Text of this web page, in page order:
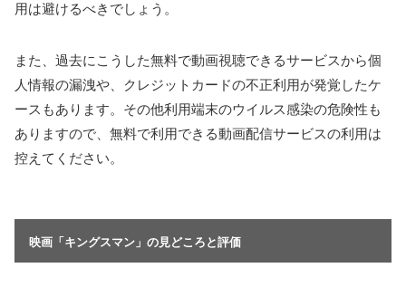
用は避けるべきでしょう。
また、過去にこうした無料で動画視聴できるサービスから個
人情報の漏洩や、クレジットカードの不正利用が発覚したケ
ースもあります。その他利用端末のウイルス感染の危険性も
ありますので、無料で利用できる動画配信サービスの利用は
控えてください。
映画「キングスマン」の見どころと評価